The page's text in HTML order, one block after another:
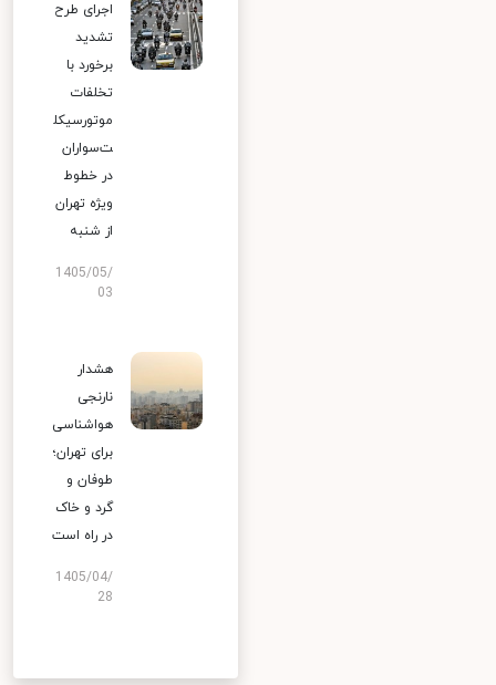
اجرای طرح
تشدید
برخورد با
تخلفات
موتورسیکل
ت‌سواران
در خطوط
ویژه تهران
از شنبه
1405/05/
03
هشدار
نارنجی
هواشناسی
برای تهران؛
طوفان و
گرد و خاک
در راه است
1405/04/
28